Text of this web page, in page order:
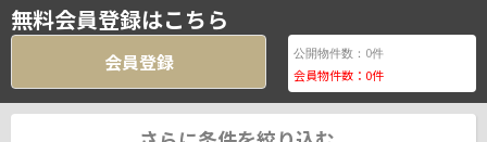
無料会員登録はこちら
会員登録 公開物件数： 0件
会員物件数： 0件